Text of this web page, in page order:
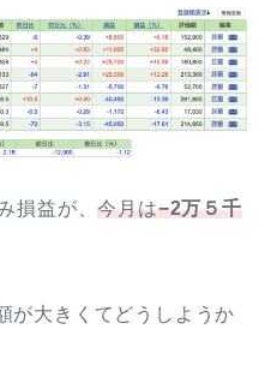
損益が、今月は−2万５千
が大きくてどうしようか